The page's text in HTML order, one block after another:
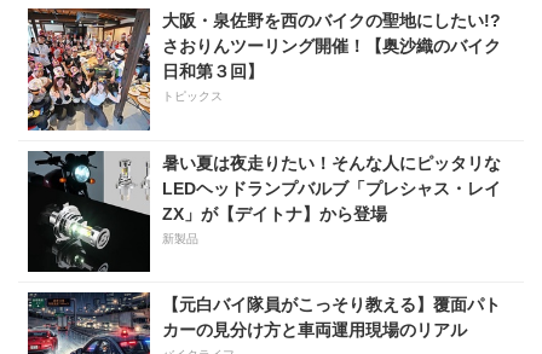
大阪・泉佐野を西のバイクの聖地にしたい!?
さおりんツーリング開催！【奥沙織のバイク
日和第３回】
トピックス
暑い夏は夜走りたい！そんな人にピッタリな
LEDヘッドランプバルブ「プレシャス・レイ
ZX」が【デイトナ】から登場
新製品
【元白バイ隊員がこっそり教える】覆面パト
カーの見分け方と車両運用現場のリアル